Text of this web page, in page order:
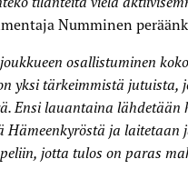
Numminen
osallistuminen
yksi tärkeimmistä jutuista,
Ensi lauantaina lähdetään
Hämeenkyröstä ja laitetaan
jotta tulos on paras